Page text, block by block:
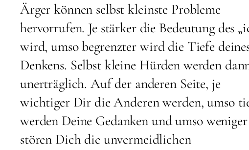
Ärger können selbst kleinste Probleme
hervorrufen. Je stärker die Bedeutung des
wird, umso begrenzter wird die Tiefe
Denkens. Selbst kleine Hürden werden
unerträglich. Auf der anderen Seite, je
wichtiger Dir die Anderen werden, umso
werden Deine Gedanken und umso weniger
stören Dich die unvermeidlichen